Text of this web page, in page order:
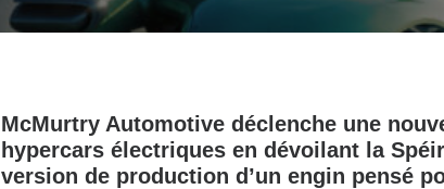
McMurtry Automotive déclenche une
hypercars électriques en dévoilant la
version de production d’un engin pensé